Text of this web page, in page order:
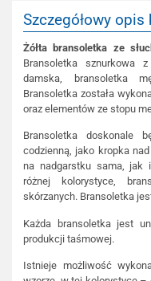
Szczegółowy
Żółta bransoletka ze
Bransoletka sznurkowa
damska, bransoletka
Bransoletka została
oraz elementów ze stopu
Bransoletka doskonale
codzienną, jako kropka
na nadgarstku sama, jak
różnej kolorystyce,
skórzanych. Bransoletka
Każda bransoletka jest
produkcji taśmowej.
Istnieje możliwość